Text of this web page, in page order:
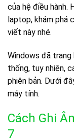
của hệ điều hành.
laptop, khám phá
viết này nhé.
Windows đã trang
thống, tuy nhiên,
phiên bản. Dưới
máy tính.
Cách Ghi
7